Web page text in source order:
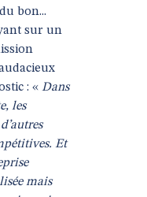
bon...
sur un
: « Dans
les
Et
mais